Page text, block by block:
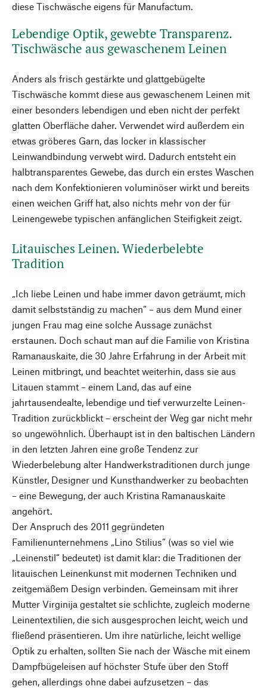
diese Tischwäsche eigens für Manufactum.
Lebendige Optik, gewebte Transparenz.
Tischwäsche aus gewaschenem Leinen
Anders als frisch gestärkte und glattgebügelte
Tischwäsche kommt diese aus gewaschenem Leinen mit
einer besonders lebendigen und eben nicht der perfekt
glatten Oberfläche daher. Verwendet wird außerdem ein
etwas gröberes Garn, das locker in klassischer
Leinwandbindung verwebt wird. Dadurch entsteht ein
halbtransparentes Gewebe, das durch ein erstes Waschen
nach dem Konfektionieren voluminöser wirkt und bereits
einen weichen Griff hat, also nichts mehr von der für
Leinengewebe typischen anfänglichen Steifigkeit zeigt.
Litauisches Leinen. Wiederbelebte
Tradition
„Ich liebe Leinen und habe immer davon geträumt, mich
damit selbstständig zu machen“ – aus dem Mund einer
jungen Frau mag eine solche Aussage zunächst
erstaunen. Doch schaut man auf die Familie von Kristina
Ramanauskaite, die 30 Jahre Erfahrung in der Arbeit mit
Leinen mitbringt, und beachtet weiterhin, dass sie aus
Litauen stammt – einem Land, das auf eine
jahrtausendealte, lebendige und tief verwurzelte Leinen-
Tradition zurückblickt – erscheint der Weg gar nicht mehr
so ungewöhnlich. Überhaupt ist in den baltischen Ländern
in den letzten Jahren eine große Tendenz zur
Wiederbelebung alter Handwerkstraditionen durch junge
Künstler, Designer und Kunsthandwerker zu beobachten
– eine Bewegung, der auch Kristina Ramanauskaite
angehört.
Der Anspruch des 2011 gegründeten
Familienunternehmens „Lino Stilius“ (was so viel wie
„Leinenstil“ bedeutet) ist damit klar: die Traditionen der
litauischen Leinenkunst mit modernen Techniken und
zeitgemäßem Design verbinden. Gemeinsam mit ihrer
Mutter Virginija gestaltet sie schlichte, zugleich moderne
Leinentextilien, die sich ausgesprochen leicht, weich und
fließend präsentieren. Um ihre natürliche, leicht wellige
Optik zu erhalten, sollten Sie nach der Wäsche mit einem
Dampfbügeleisen auf höchster Stufe über den Stoff
gehen, allerdings ohne dabei aufzusetzen – das